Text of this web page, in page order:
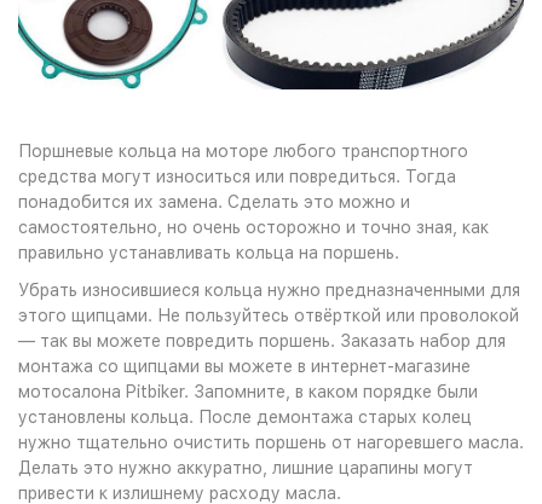
Поршневые кольца на моторе любого транспортного
средства могут износиться или повредиться. Тогда
понадобится их замена. Сделать это можно и
самостоятельно, но очень осторожно и точно зная, как
правильно устанавливать кольца на поршень.
Убрать износившиеся кольца нужно предназначенными для
этого щипцами. Не пользуйтесь отвёрткой или проволокой
— так вы можете повредить поршень. Заказать набор для
монтажа со щипцами вы можете в интернет-магазине
мотосалона Pitbiker. Запомните, в каком порядке были
установлены кольца. После демонтажа старых колец
нужно тщательно очистить поршень от нагоревшего масла.
Делать это нужно аккуратно, лишние царапины могут
привести к излишнему расходу масла.